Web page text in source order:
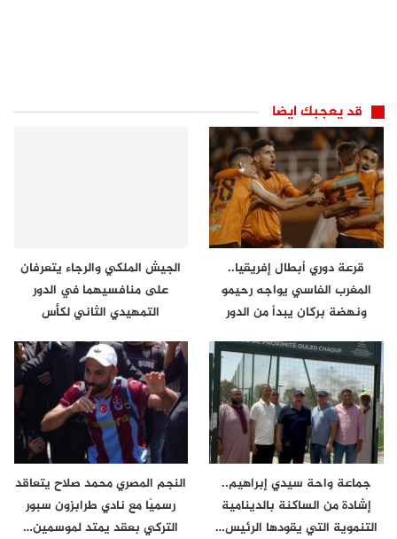
قد يعجبك ايضا
قرعة دوري أبطال إفريقيا..
المغرب الفاسي يواجه رحيمو
ونهضة بركان يبدأ من الدور
الجيش الملكي والرجاء يتعرفان
على منافسيهما في الدور
التمهيدي الثاني لكأس
جماعة واحة سيدي إبراهيم..
إشادة من الساكنة بالدينامية
التنموية التي يقودها الرئيس…
النجم المصري محمد صلاح يتعاقد
رسميًا مع نادي طرابزون سبور
التركي بعقد يمتد لموسمين…